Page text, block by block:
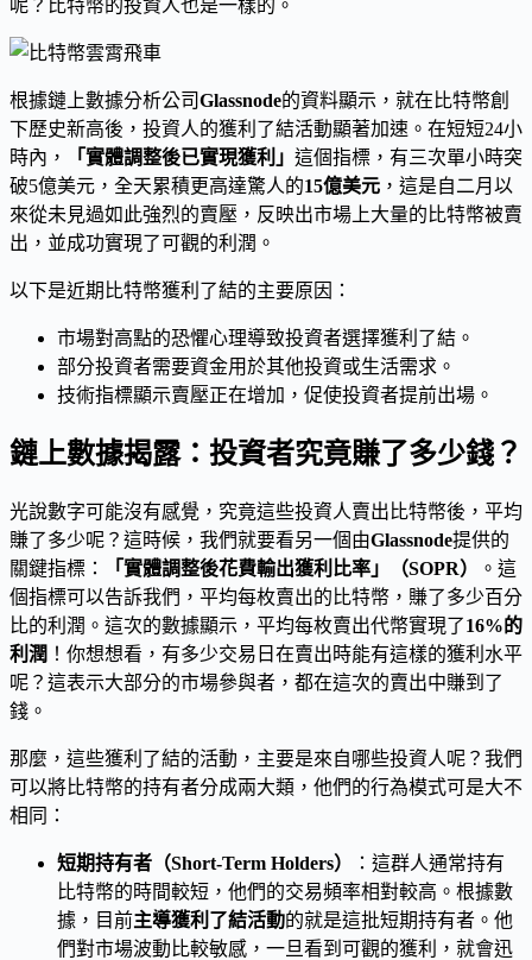
呢？比特幣的投資人也是一樣的。
根據鏈上數據分析公司Glassnode的資料顯示，就在比特幣創
下歷史新高後，投資人的獲利了結活動顯著加速。在短短24小
時內，
「實體調整後已實現獲利」 這個指標，有三次單小時突
破5億美元，全天累積更高達驚人的15億美元 ，這是自二月以
來從未見過如此強烈的賣壓，反映出市場上大量的比特幣被賣
出，並成功實現了可觀的利潤。
以下是近期比特幣獲利了結的主要原因：
市場對高點的恐懼心理導致投資者選擇獲利了結。
部分投資者需要資金用於其他投資或生活需求。
技術指標顯示賣壓正在增加，促使投資者提前出場。
鏈上數據揭露：投資者究竟賺了多少錢？
光說數字可能沒有感覺，究竟這些投資人賣出比特幣後，平均
賺了多少呢？這時候，我們就要看另一個由Glassnode提供的
關鍵指標：
「實體調整後花費輸出獲利比率」（SOPR）
。這
個指標可以告訴我們，平均每枚賣出的比特幣，賺了多少百分
比的利潤。這次的數據顯示，平均每枚賣出代幣實現了16%的
利潤 ！你想想看，有多少交易日在賣出時能有這樣的獲利水平
呢？這表示大部分的市場參與者，都在這次的賣出中賺到了
錢。
那麼，這些獲利了結的活動，主要是來自哪些投資人呢？我們
可以將比特幣的持有者分成兩大類，他們的行為模式可是大不
相同：
短期持有者（Short-Term Holders）
：這群人通常持有
比特幣的時間較短，他們的交易頻率相對較高。根據數
據，目前主導獲利了結活動的就是這批短期持有者。他
們對市場波動比較敏感，一旦看到可觀的獲利，就會迅